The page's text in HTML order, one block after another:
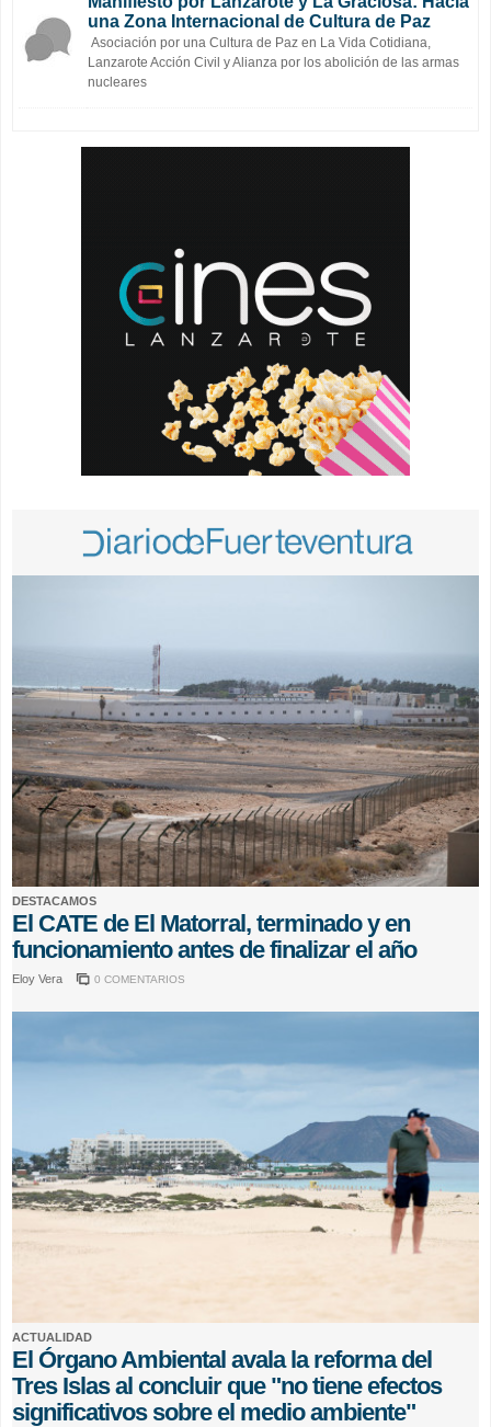
una Zona Internacional de Cultura de Paz
Asociación por una Cultura de Paz en La Vida Cotidiana,
Lanzarote Acción Civil y Alianza por los abolición de las armas
nucleares
DESTACAMOS
El CATE de El Matorral, terminado y en
funcionamiento antes de finalizar el año
Eloy Vera 0 COMENTARIOS
ACTUALIDAD
El Órgano Ambiental avala la reforma del
Tres Islas al concluir que "no tiene efectos
significativos sobre el medio ambiente"